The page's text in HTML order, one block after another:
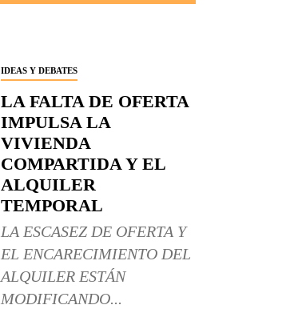
IDEAS Y DEBATES
LA FALTA DE OFERTA
IMPULSA LA
VIVIENDA
COMPARTIDA Y EL
ALQUILER
TEMPORAL
LA ESCASEZ DE OFERTA Y
EL ENCARECIMIENTO DEL
ALQUILER ESTÁN
MODIFICANDO...